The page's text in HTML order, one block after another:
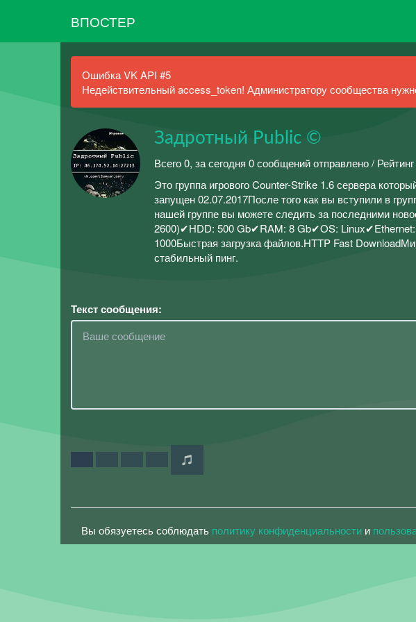
ВПОСТЕР
Ошибка VK API #5
Недействительный access_token! Администратору сообщества
Задротный Public ©
Всего 0, за сегодня 0 сообщений отправлено /
Это группа игрового Counter-Strike 1.6 сервера
запущен 02.07.2017После того как вы вступили в
нашей группе вы можете следить за последними
2600)✔HDD: 500 Gb✔RAM: 8 Gb✔OS: Linux✔Ethernet:
1000Быстрая загрузка файлов.HTTP Fast
стабильный пинг.
Текст сообщения:
Вы обязуетесь соблюдать политику конфиденциальности и